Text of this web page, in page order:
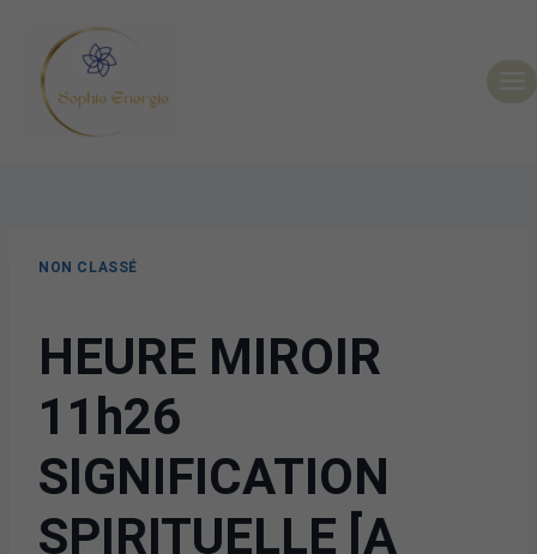
NON CLASSÉ
HEURE MIROIR
11h26
SIGNIFICATION
SPIRITUELLE [A